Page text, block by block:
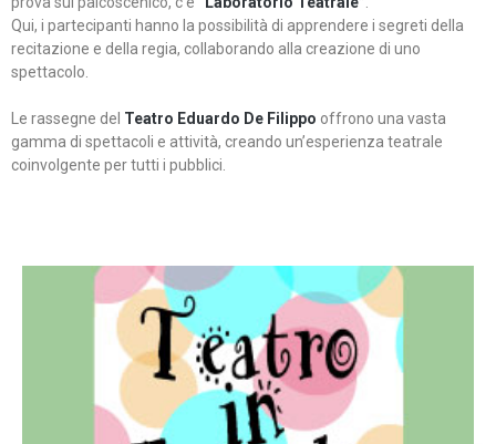
Qui, i partecipanti hanno la possibilità di apprendere i segreti della
recitazione e della regia, collaborando alla creazione di uno
spettacolo.
Le rassegne del Teatro Eduardo De Filippo offrono una vasta
gamma di spettacoli e attività, creando un’esperienza teatrale
coinvolgente per tutti i pubblici.
per far condividere e godere del teatro all’intera
famiglia.
Continua